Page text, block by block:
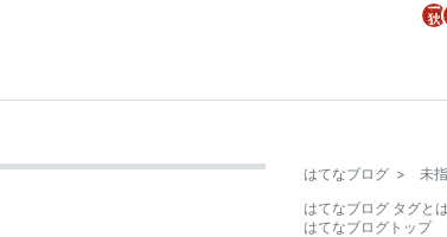
はてなブログ > 未
はてなブログ タグとは
はてなブログトップ